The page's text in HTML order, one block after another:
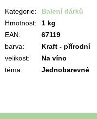
Kategorie:
Balení dárků
Hmotnost:
1 kg
EAN:
67119
barva:
Kraft - přírodní
velikost:
Na víno
téma: Jednobarevné